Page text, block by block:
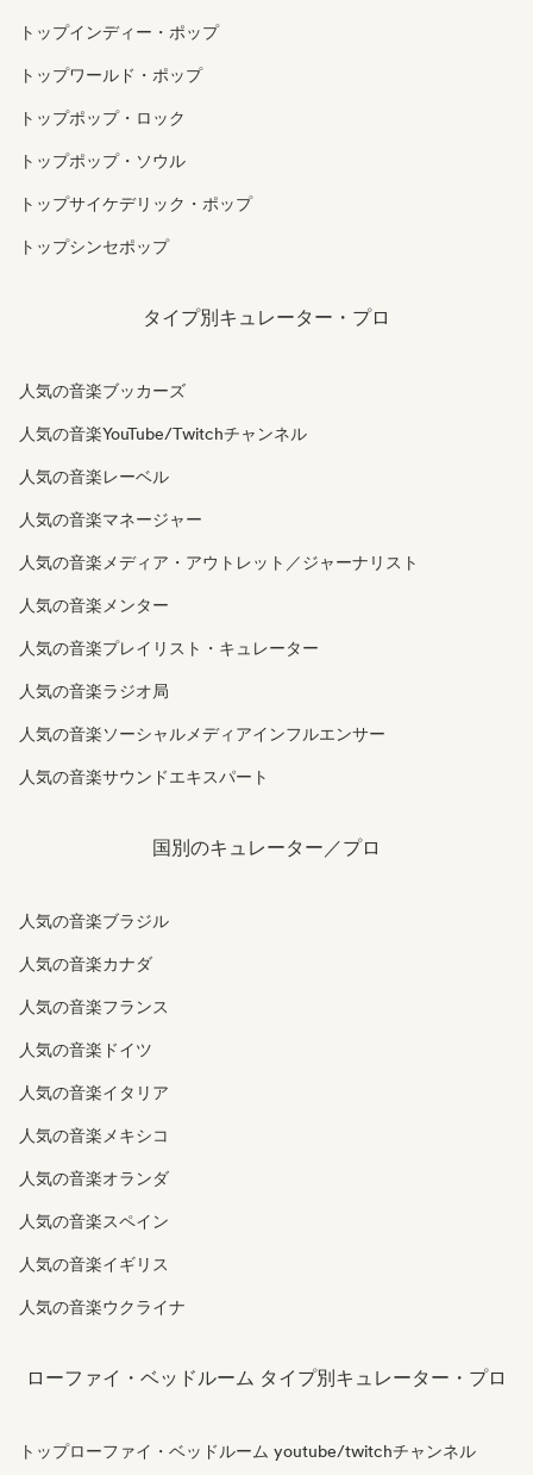
トップインディー・ポップ
トップワールド・ポップ
トップポップ・ロック
トップポップ・ソウル
トップサイケデリック・ポップ
トップシンセポップ
タイプ別キュレーター・プロ
人気の音楽ブッカーズ
人気の音楽YouTube/Twitchチャンネル
人気の音楽レーベル
人気の音楽マネージャー
人気の音楽メディア・アウトレット／ジャーナリスト
人気の音楽メンター
人気の音楽プレイリスト・キュレーター
人気の音楽ラジオ局
人気の音楽ソーシャルメディアインフルエンサー
人気の音楽サウンドエキスパート
国別のキュレーター／プロ
人気の音楽ブラジル
人気の音楽カナダ
人気の音楽フランス
人気の音楽ドイツ
人気の音楽イタリア
人気の音楽メキシコ
人気の音楽オランダ
人気の音楽スペイン
人気の音楽イギリス
人気の音楽ウクライナ
ローファイ・ベッドルーム タイプ別キュレーター・プロ
トップローファイ・ベッドルーム youtube/twitchチャンネル